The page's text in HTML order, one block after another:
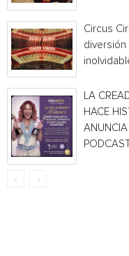
Circus
diversión
LA
HACE